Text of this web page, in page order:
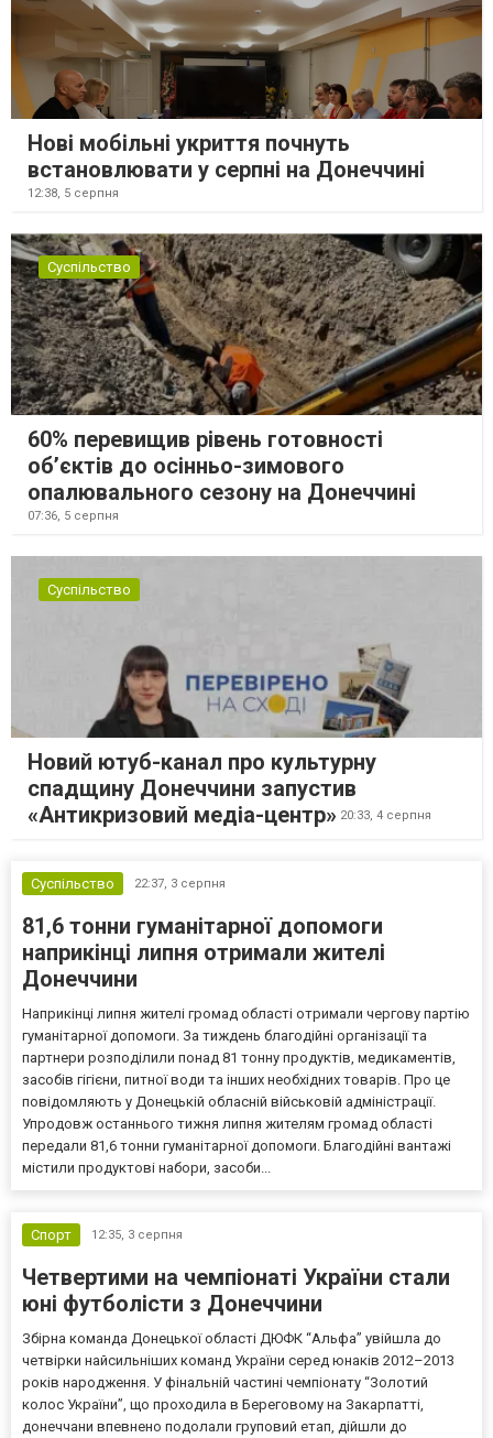
Нові мобільні укриття почнуть
встановлювати у серпні на Донеччині
12:38, 5 серпня
Суспільство
60% перевищив рівень готовності
об’єктів до осінньо-зимового
опалювального сезону на Донеччині
07:36, 5 серпня
Суспільство
Новий ютуб-канал про культурну
спадщину Донеччини запустив
«Антикризовий медіа-центр» 20:33, 4 серпня
Суспільство 22:37, 3 серпня
81,6 тонни гуманітарної допомоги
наприкінці липня отримали жителі
Донеччини
Наприкінці липня жителі громад області отримали чергову партію
гуманітарної допомоги. За тиждень благодійні організації та
партнери розподілили понад 81 тонну продуктів, медикаментів,
засобів гігієни, питної води та інших необхідних товарів. Про це
повідомляють у Донецькій обласній військовій адміністрації.
Упродовж останнього тижня липня жителям громад області
передали 81,6 тонни гуманітарної допомоги. Благодійні вантажі
містили продуктові набори, засоби...
Спорт 12:35, 3 серпня
Четвертими на чемпіонаті України стали
юні футболісти з Донеччини
Збірна команда Донецької області ДЮФК “Альфа” увійшла до
четвірки найсильніших команд України серед юнаків 2012–2013
років народження. У фінальній частині чемпіонату “Золотий
колос України”, що проходила в Береговому на Закарпатті,
донеччани впевнено подолали груповий етап, дійшли до